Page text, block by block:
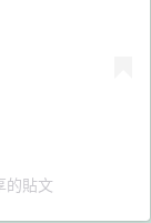
的貼文